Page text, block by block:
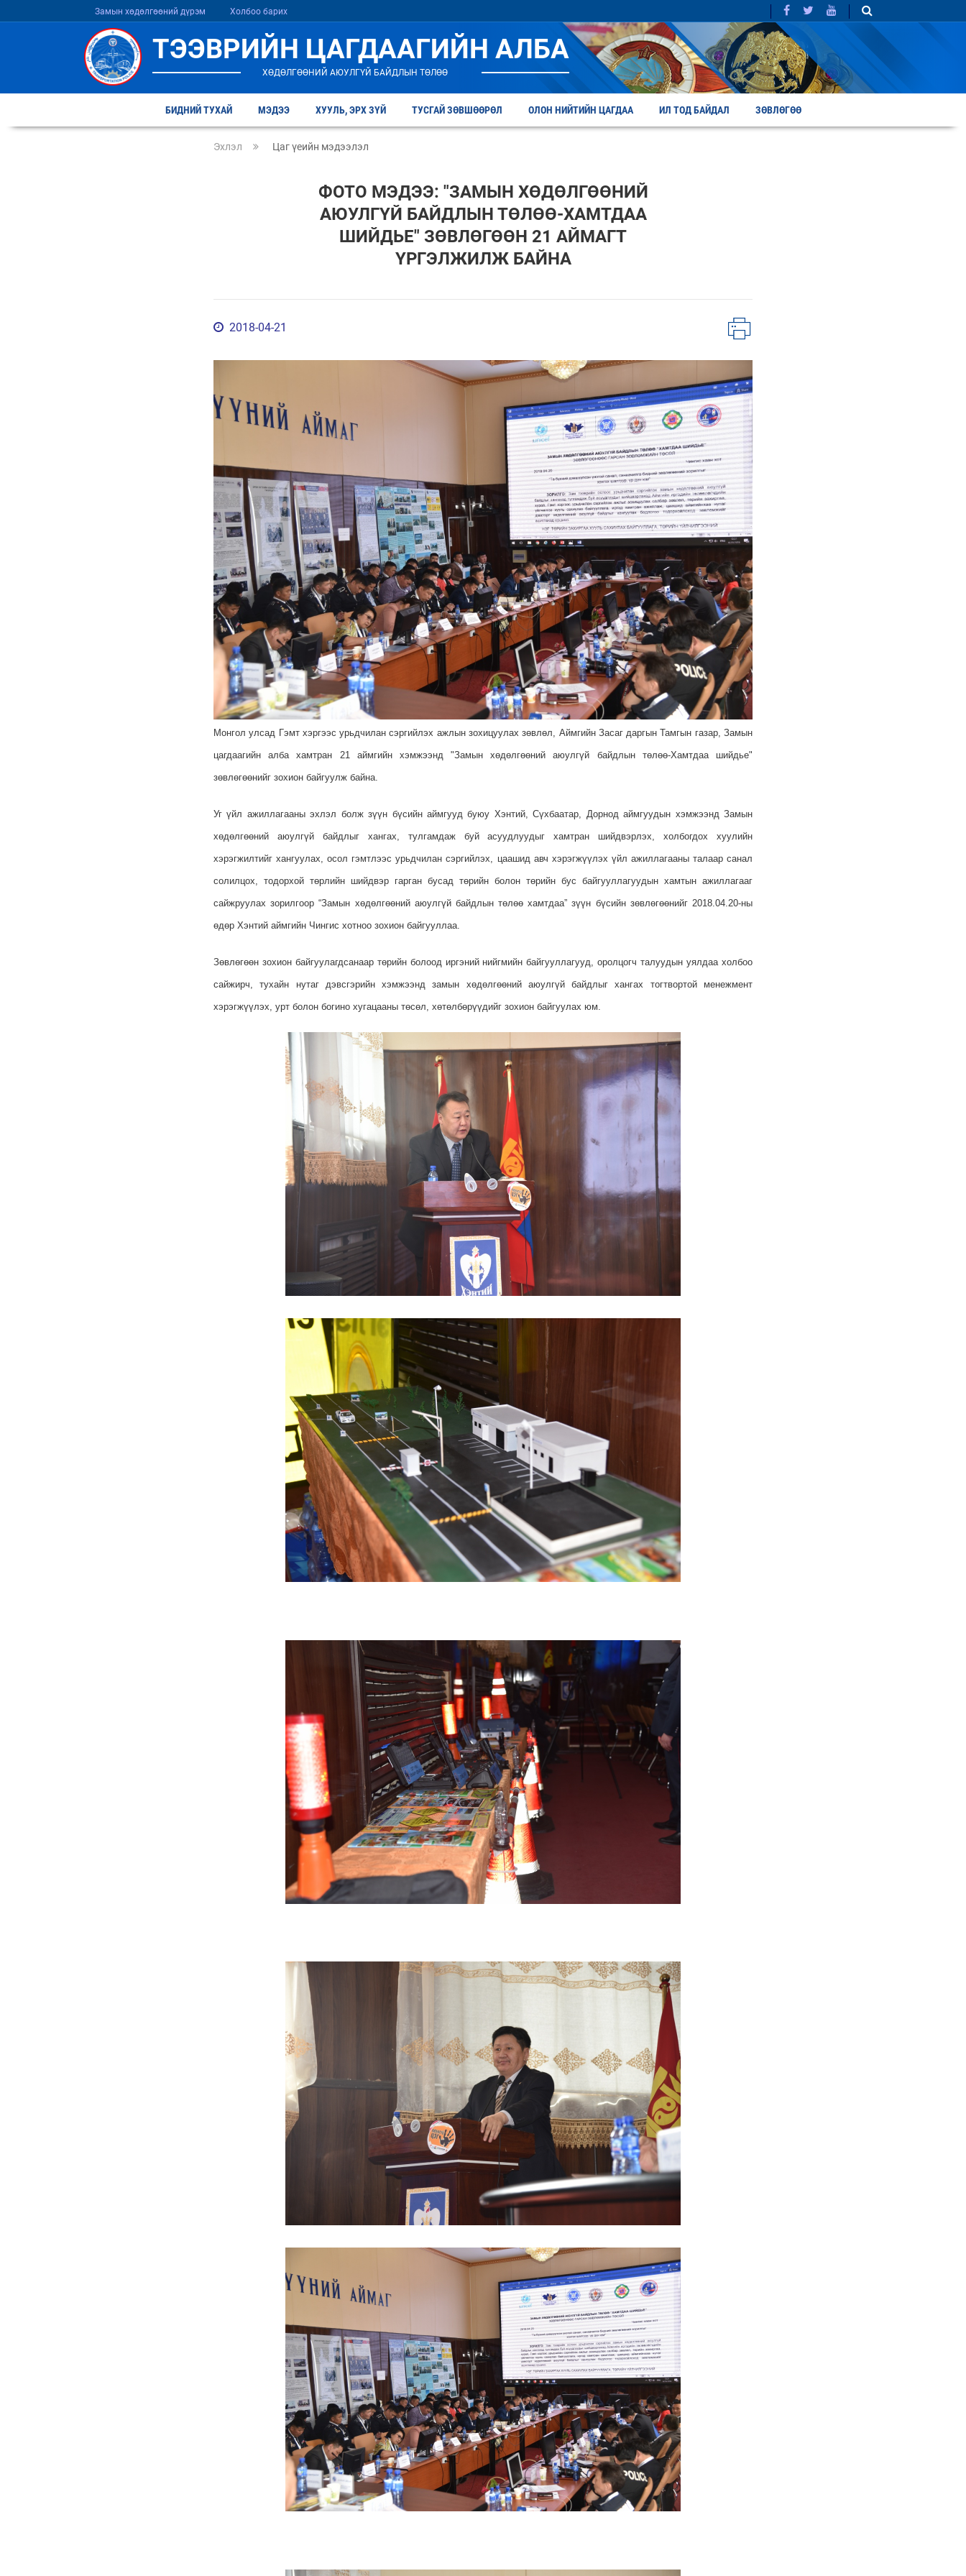
Замын хөдөлгөөний дүрэм Холбоо барих
ТЭЭВРИЙН ЦАГДААГИЙН АЛБА
ХӨДӨЛГӨӨНИЙ АЮУЛГҮЙ БАЙДЛЫН ТӨЛӨӨ
БИДНИЙ ТУХАЙ МЭДЭЭ ХУУЛЬ, ЭРХ ЗҮЙ ТУСГАЙ ЗӨВШӨӨРӨЛ ОЛОН НИЙТИЙН ЦАГДАА ИЛ ТОД БАЙДАЛ ЗӨВЛӨГӨӨ
Эхлэл Цаг үеийн мэдээлэл
ФОТО МЭДЭЭ: "ЗАМЫН ХӨДӨЛГӨӨНИЙ
АЮУЛГҮЙ БАЙДЛЫН ТӨЛӨӨ-ХАМТДАА
ШИЙДЬЕ" ЗӨВЛӨГӨӨН 21 АЙМАГТ
ҮРГЭЛЖИЛЖ БАЙНА
2018-04-21
Монгол улсад Гэмт хэргээс урьдчилан сэргийлэх ажлын зохицуулах зөвлөл, Аймгийн Засаг даргын Тамгын газар, Замын
цагдаагийн алба хамтран 21 аймгийн хэмжээнд "Замын хөдөлгөөний аюулгүй байдлын төлөө-Хамтдаа шийдье"
зөвлөгөөнийг зохион байгуулж байна.
Уг үйл ажиллагааны эхлэл болж зүүн бүсийн аймгууд буюу Хэнтий, Сүхбаатар, Дорнод аймгуудын хэмжээнд Замын
хөдөлгөөний аюулгүйбайдлыг хангах, тулгамдаж буй асуудлуудыг хамтран шийдвэрлэх, холбогдох хуулийн
хэрэгжилтийг хангуулах, осол гэмтлээс урьдчилан сэргийлэх, цаашид авч хэрэгжүүлэх үйл ажиллагааны талаар санал
солилцох, тодорхой төрлийн шийдвэр гарган бусад төрийн болон төрийн бус байгууллагуудын хамтын ажиллагааг
сайжруулах зорилгоор “Замын хөдөлгөөний аюулгүй байдлын төлөө хамтдаа” зүүн бүсийн зөвлөгөөнийг 2018.04.20-ны
өдөр Хэнтий аймгийн Чингис хотноо зохион байгууллаа.
Зөвлөгөөн зохион байгуулагдсанаар төрийн болоод иргэний нийгмийн байгууллагууд, оролцогч талуудын уялдаа холбоо
сайжирч, тухайн нутаг дэвсгэрийн хэмжээнд замын хөдөлгөөний аюулгүй байдлыг хангах тогтвортой менежмент
хэрэгжүүлэх, урт болон богино хугацааны төсөл, хөтөлбөрүүдийг зохион байгуулах юм.